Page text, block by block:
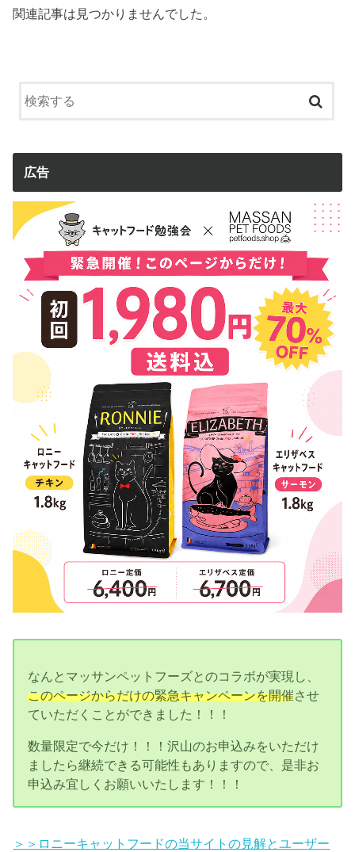
関連記事は見つかりませんでした。
広告
なんとマッサンペットフーズとのコラボが実現し、
このページからだけの緊急キャンペーンを開催させ
ていただくことができました！！！
数量限定で今だけ！！！沢山のお申込みをいただけ
ましたら継続できる可能性もありますので、是非お
申込み宜しくお願いいたします！！！
＞＞ロニーキャットフードの当サイトの見解とユーザー